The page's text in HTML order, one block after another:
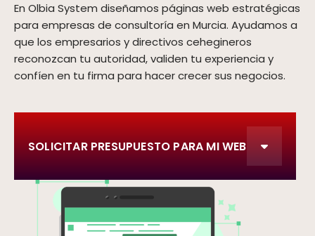
En Olbia System diseñamos páginas web estratégicas
para empresas de consultoría en Murcia. Ayudamos a
que los empresarios y directivos cehegineros
reconozcan tu autoridad, validen tu experiencia y
confíen en tu firma para hacer crecer sus negocios.
SOLICITAR PRESUPUESTO PARA MI WEB